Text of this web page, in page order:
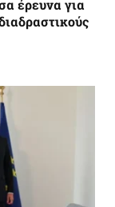
έρευνα για